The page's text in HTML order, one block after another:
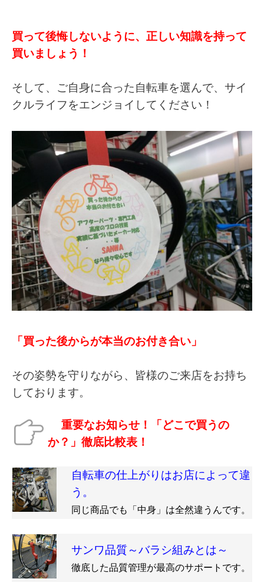
買って後悔しないように、正しい知識を持って
買いましょう！
そして、ご自身に合った自転車を選んで、サイ
クルライフをエンジョイしてください！
「買った後からが本当のお付き合い」
その姿勢を守りながら、皆様のご来店をお持ち
しております。
重要なお知らせ！「どこで買うの
か？」徹底比較表！
自転車の仕上がりはお店によって違
う。
同じ商品でも「中身」は全然違うんです。
サンワ品質～バラシ組みとは～
徹底した品質管理が最高のサポートです。